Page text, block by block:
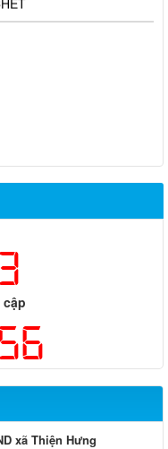
xã Thiện Hưng